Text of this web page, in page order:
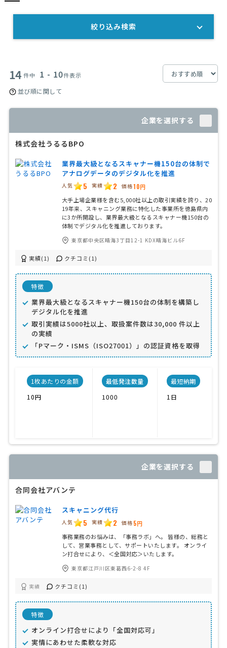
14 件中 1 - 10件表示
並び順に関して
企業を選択する
株式会社うるるBPO
業界最大級となるスキャナー機150台の体制で
アナログデータのデジタル化を推進
人気 5 実績 2 価格10円
大手上場企業様を含む5,000社以上の取引実績を誇り、20
19年来、スキャニング業務に特化した事業所を徳島県内
に3か所開設し、業界最大級となるスキャナー機150台の
体制でデジタル化を推進しております。
東京都中央区晴海3丁目12-1 KDX晴海ビル6F
実績(1) クチコミ(1)
特徴
業界最大級となるスキャナー機150台の体制を構築し
デジタル化を推進
取引実績は5000社以上、取扱案件数は30,000 件以上
の実績
「Pマーク・ISMS（ISO27001）」の認証資格を取得
1枚あたりの金額
10円
最低発注数量
1000
最短納期
1日
企業を選択する
合同会社アバンテ
スキャニング代行
人気 5 実績 2 価格 5円
事務業務のお悩みは、「事務ラボ」へ。 皆様の、総務と
して、営業事務として、サポートいたします。 オンライ
ン打合せにより、＜全国対応＞いたします。
東京都江戸川区東葛西6-2-8 4F
実績 クチコミ(1)
特徴
オンライン打合せにより「全国対応可」
実情にあわせた柔軟な対応
絞り込み検索